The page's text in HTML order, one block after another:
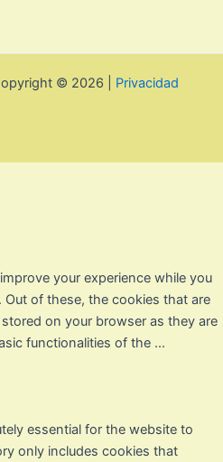
© 2026 | Privacidad
your experience while you
of these, the cookies that are
on your browser as they are
functionalities of the ...
essential for the website to
only includes cookies that